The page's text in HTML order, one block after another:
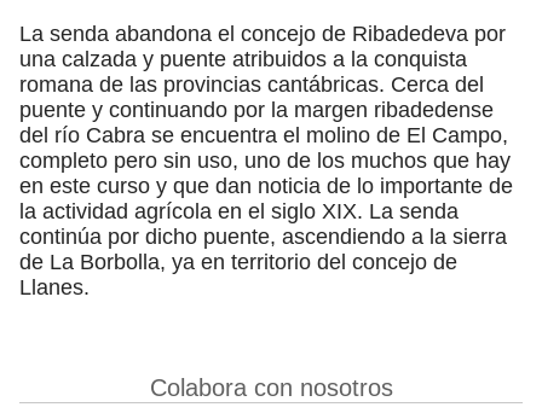
La senda abandona el concejo de Ribadedeva por
una calzada y puente atribuidos a la conquista
romana de las provincias cantábricas. Cerca del
puente y continuando por la margen ribadedense
del río Cabra se encuentra el molino de El Campo,
completo pero sin uso, uno de los muchos que hay
en este curso y que dan noticia de lo importante de
la actividad agrícola en el siglo XIX. La senda
continúa por dicho puente, ascendiendo a la sierra
de La Borbolla, ya en territorio del concejo de
Llanes.
Colabora con nosotros